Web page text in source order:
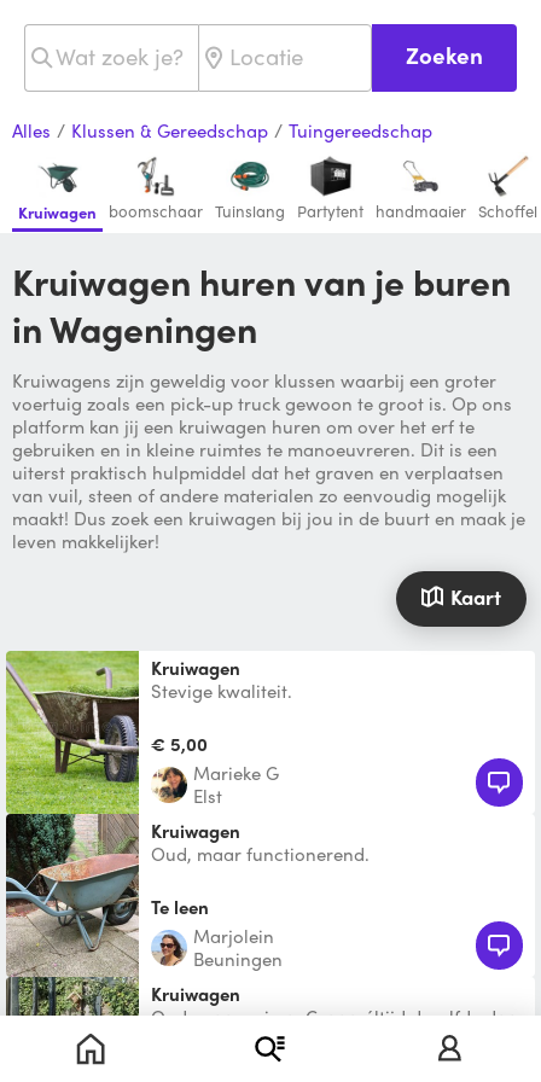
Zoeken
Alles / Klussen & Gereedschap / Tuingereedschap
Kruiwagen boomschaar Tuinslang Partytent handmaaier Schoffel
Kruiwagen huren van je buren
in Wageningen
Kruiwagens zijn geweldig voor klussen waarbij een groter
voertuig zoals een pick-up truck gewoon te groot is. Op ons
platform kan jij een kruiwagen huren om over het erf te
gebruiken en in kleine ruimtes te manoeuvreren. Dit is een
uiterst praktisch hulpmiddel dat het graven en verplaatsen
van vuil, steen of andere materialen zo eenvoudig mogelijk
maakt! Dus zoek een kruiwagen bij jou in de buurt en maak je
leven makkelijker!
Kaart
Kruiwagen
Stevige kwaliteit.
€ 5,00
Marieke G
Elst
Kruiwagen
Oud, maar functionerend.
Te leen
Marjolein
Beuningen
Kruiwagen
Oud, maar prima. Graag áltijd dezelfde dag